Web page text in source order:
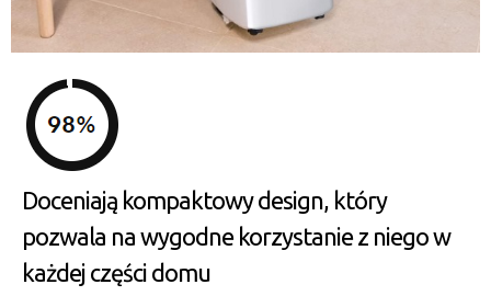
Doceniają kompaktowy design, który
pozwala na wygodne korzystanie z niego w
każdej części domu